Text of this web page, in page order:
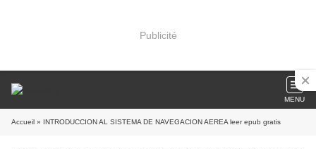
Publicité
MENU
Accueil » INTRODUCCION AL SISTEMA DE NAVEGACION AEREA leer epub gratis